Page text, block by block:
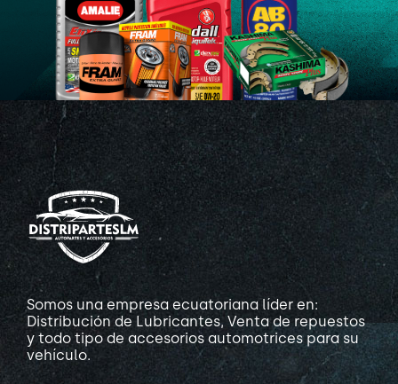
Somos una empresa ecuatoriana líder en:
Distribución de Lubricantes, Venta de repuestos
y todo tipo de accesorios automotrices para su
vehículo.